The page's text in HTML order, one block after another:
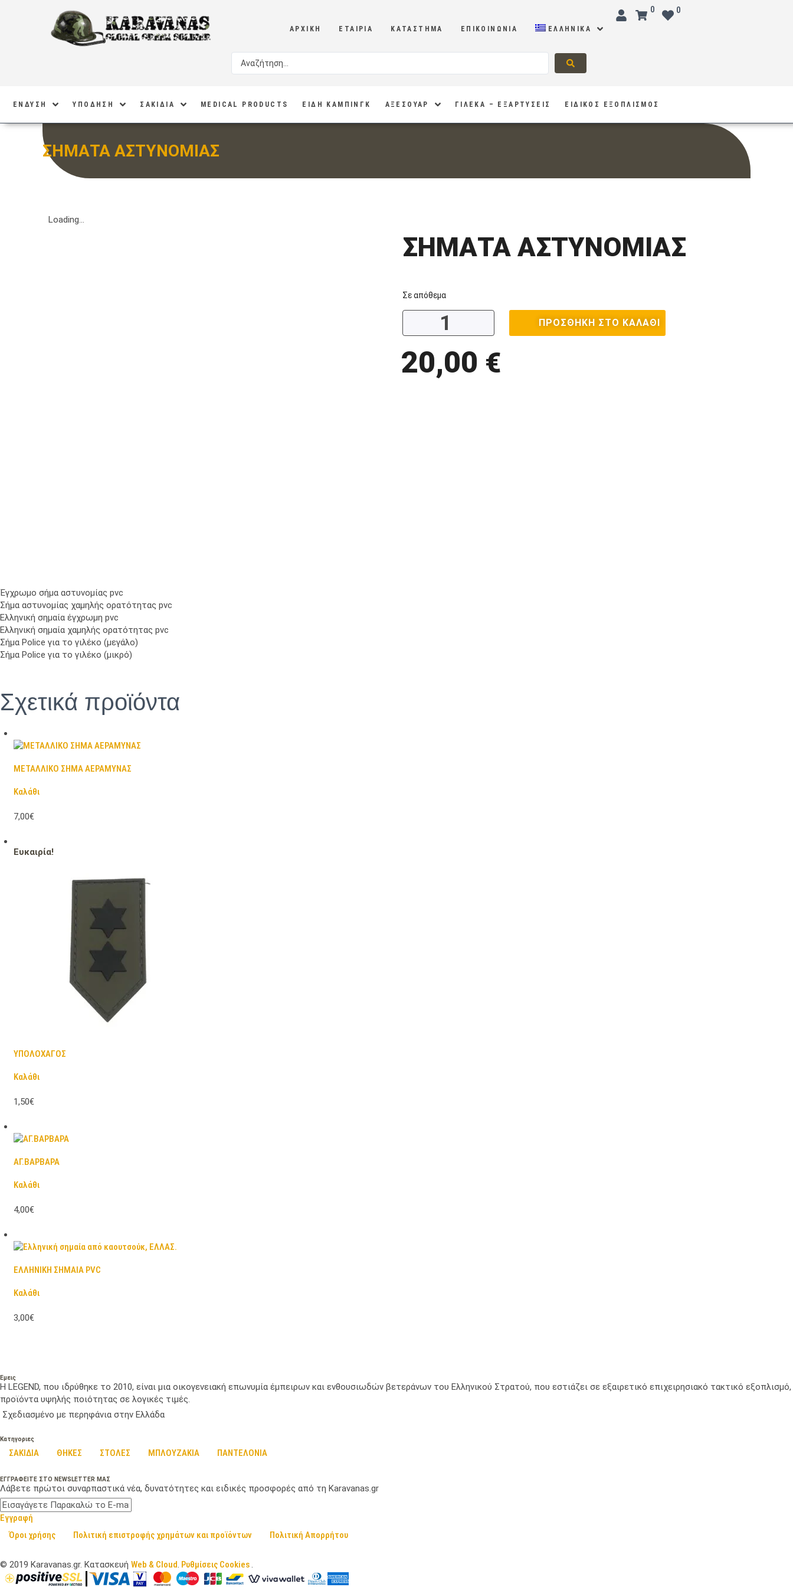
ΑΡΧΙΚΉ ΕΤΑΙΡΊΑ ΚΑΤΆΣΤΗΜΑ ΕΠΙΚΟΙΝΩΝΊΑ ΕΛΛΗΝΙΚΆ
0 0
ΕΝΔΥΣΗ ΥΠΟΔΗΣΗ ΣΑΚΙΔΙΑ MEDICAL PRODUCTS ΕΙΔΗ ΚΑΜΠΙΝΓΚ ΑΞΕΣΟΥΑΡ ΓΙΛΕΚΑ – ΕΞΑΡΤΥΣΕΙΣ ΕΙΔΙΚΟΣ ΕΞΟΠΛΙΣΜΟΣ
ΣΗΜΑΤΑ ΑΣΤΥΝΟΜΙΑΣ
Loading...
ΣΗΜΑΤΑ ΑΣΤΥΝΟΜΙΑΣ
Σε απόθεμα
ΠΡΟΣΘΉΚΗ ΣΤΟ ΚΑΛΆΘΙ
20,00 €
Έγχρωμο σήμα αστυνομίας pvc
Σήμα αστυνομίας χαμηλής ορατότητας pvc
Ελληνική σημαία έγχρωμη pvc
Ελληνική σημαία χαμηλής ορατότητας pvc
Σήμα Police για το γιλέκο (μεγάλο)
Σήμα Police για το γιλέκο (μικρό)
Σχετικά προϊόντα
ΜΕΤΑΛΛΙΚΟ ΣΗΜΑ ΑΕΡΑΜΥΝΑΣ
Καλάθι
7,00€
Ευκαιρία!
ΥΠΟΛΟΧΑΓΟΣ
Καλάθι
1,50€
ΑΓ.ΒΑΡΒΑΡΑ
Καλάθι
4,00€
ΕΛΛΗΝΙΚΗ ΣΗΜΑΙΑ PVC
Καλάθι
3,00€
Εμεις
Η LEGEND, που ιδρύθηκε το 2010, είναι μια οικογενειακή επωνυμία έμπειρων και ενθουσιωδών βετεράνων του Ελληνικού Στρατού, που εστιάζει σε εξαιρετικό επιχειρησιακό τακτικό εξοπλισμό,
προϊόντα υψηλής ποιότητας σε λογικές τιμές.
Σχεδιασμένο με περηφάνια στην Ελλάδα
Κατηγοριες
ΣΑΚΙΔΙΑ ΘΗΚΕΣ ΣΤΟΛΕΣ ΜΠΛΟΥΖΑΚΙΑ ΠΑΝΤΕΛΟΝΙΑ
ΕΓΓΡΑΦΕΙΤΕ ΣΤΟ NEWSLETTER ΜΑΣ
Λάβετε πρώτοι συναρπαστικά νέα, δυνατότητες και ειδικές προσφορές από τη Karavanas.gr
Εγγραφή
Όροι χρήσης
Πολιτική επιστροφής χρημάτων και προϊόντων Πολιτική Απορρήτου
© 2019 Karavanas.gr. Κατασκευή Web & Cloud Ρυθμίσεις Cookies